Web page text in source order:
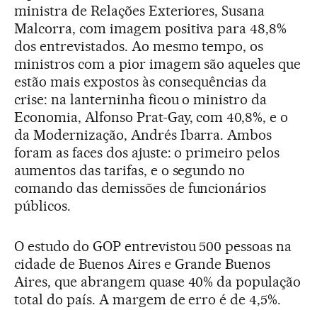
ministra de Relações Exteriores, Susana
Malcorra, com imagem positiva para 48,8%
dos entrevistados. Ao mesmo tempo, os
ministros com a pior imagem são aqueles que
estão mais expostos às consequências da
crise: na lanterninha ficou o ministro da
Economia, Alfonso Prat-Gay, com 40,8%, e o
da Modernização, Andrés Ibarra. Ambos
foram as faces dos ajuste: o primeiro pelos
aumentos das tarifas, e o segundo no
comando das demissões de funcionários
públicos.
O estudo do GOP entrevistou 500 pessoas na
cidade de Buenos Aires e Grande Buenos
Aires, que abrangem quase 40% da população
total do país. A margem de erro é de 4,5%.